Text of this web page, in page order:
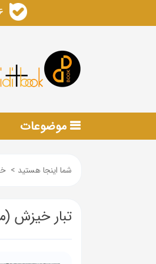
موضوعات
شما اینجا هستید >
تبار خیزش